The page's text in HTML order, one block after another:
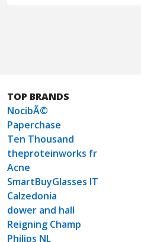
TOP BRANDS
NocibÃ©
Paperchase
Ten Thousand
theproteinworks fr
Acne
SmartBuyGlasses IT
Calzedonia
dower and hall
Reigning Champ
Philips NL